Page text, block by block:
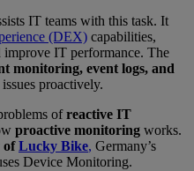
IT teams with this task. It
(DEX) capabilities,
IT performance. The
monitoring, event logs, and
proactively.
ofreactive IT
proactive monitoring works.
ofLucky Bike, Germany’s
Device Monitoring.